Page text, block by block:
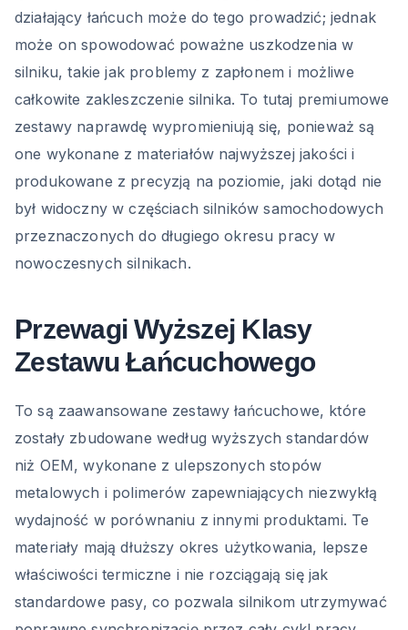
działający łańcuch może do tego prowadzić; jednak
może on spowodować poważne uszkodzenia w
silniku, takie jak problemy z zapłonem i możliwe
całkowite zakleszczenie silnika. To tutaj premiumowe
zestawy naprawdę wypromieniują się, ponieważ są
one wykonane z materiałów najwyższej jakości i
produkowane z precyzją na poziomie, jaki dotąd nie
był widoczny w częściach silników samochodowych
przeznaczonych do długiego okresu pracy w
nowoczesnych silnikach.
Przewagi Wyższej Klasy
Zestawu Łańcuchowego
To są zaawansowane zestawy łańcuchowe, które
zostały zbudowane według wyższych standardów
niż OEM, wykonane z ulepszonych stopów
metalowych i polimerów zapewniających niezwykłą
wydajność w porównaniu z innymi produktami. Te
materiały mają dłuższy okres użytkowania, lepsze
właściwości termiczne i nie rozciągają się jak
standardowe pasy, co pozwala silnikom utrzymywać